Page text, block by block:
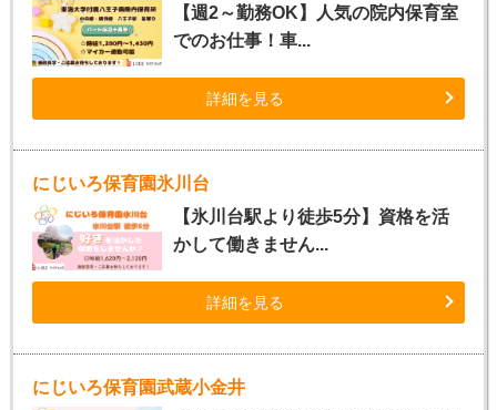
【週2～勤務OK】人気の院内保育室
でのお仕事！車...
詳細を見る
にじいろ保育園氷川台
【氷川台駅より徒歩5分】資格を活
かして働きません...
詳細を見る
にじいろ保育園武蔵小金井